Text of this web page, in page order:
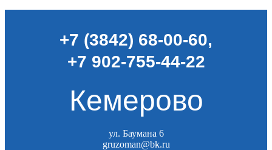
+7 (3842) 68-00-60,
+7 902-755-44-22
Кемерово
ул. Баумана 6
gruzoman@bk.ru